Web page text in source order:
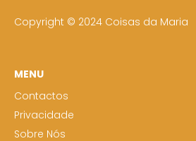
Copyright © 2024 Coisas da Maria
MENU
Contactos
Privacidade
Sobre Nós